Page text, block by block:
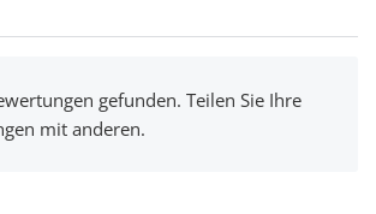
gefunden. Teilen Sie Ihre
mit anderen.